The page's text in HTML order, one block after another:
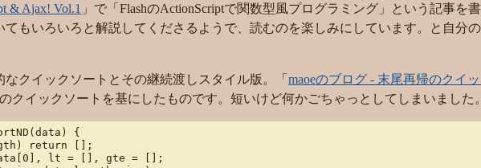
& Ajax! Vol.1 」で「FlashのActionScriptで関数型風プログラミング」という記事を
てもいろいろと解説してくださるようで、読むのを楽しみにしています。と自分
なクイックソートとその継続渡しスタイル版。「 maoeのブログ - 末尾再帰のクイ
のクイックソートを基にしたものです。短いけど何かごちゃっとしてしまいました
{
return [];
lt = [], gte = [];